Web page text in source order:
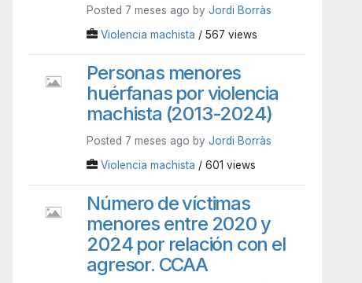
Posted 7 meses ago byJordi Borràs
Violencia machista / 567 views
Personas menores
huérfanas por violencia
machista (2013-2024)
Posted 7 meses ago byJordi Borràs
Violencia machista / 601 views
Número de víctimas
menores entre 2020 y
2024 por relación con el
agresor. CCAA